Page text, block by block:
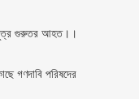
পুত্র গুরুতর আহত।।
গণদাবি পরিষদের